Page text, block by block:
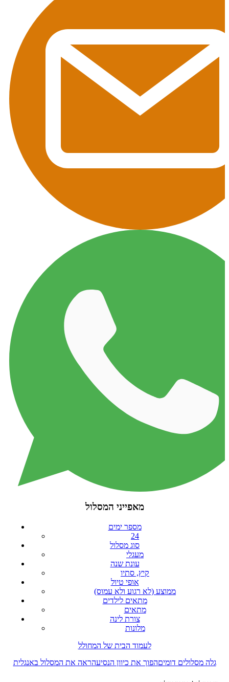
מאפייני המסלול
מספר ימים
24
סוג מסלול
מעגלי
עונת שנה
קיץ, סתיו
אופי טיול
ממוצע (לא רגוע ולא עמוס)
מתאים לילדים
מתאים
צורת לינה
מלונות
לעמוד הבית של המחולל
גלה מסלולים דומיםהפוך את כיוון הנסיעהראה את המסלול באנגלית